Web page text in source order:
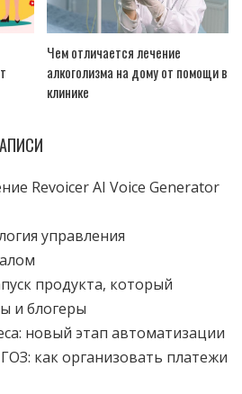
Чем отличается лечение
алкоголизма на дому от помощи в
клинике
Revoicer AI Voice Generator
управления
продукта, который
и блогеры
новый этап автоматизации
как организовать платежи